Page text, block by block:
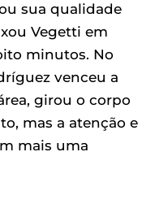
sua qualidade
Vegetti em
minutos. No
venceu a
girou o corpo
mas a atenção e
mais uma